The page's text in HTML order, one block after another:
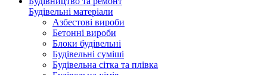
Будівельні матеріали
Азбестові вироби
Бетонні вироби
Блоки будівельні
Будівельні суміші
Будівельна сітка та плівка